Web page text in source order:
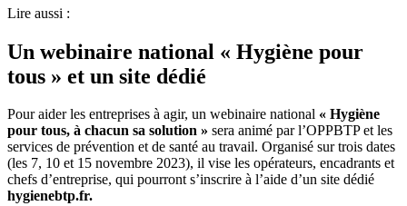
Lire aussi :
Un webinaire national « Hygiène pour
tous » et un site dédié
Pour aider les entreprises à agir, un webinaire national « Hygiène
pour tous, à chacun sa solution » sera animé par l’OPPBTP et les
services de prévention et de santé au travail. Organisé sur trois dates
(les 7, 10 et 15 novembre 2023), il vise les opérateurs, encadrants et
chefs d’entreprise, qui pourront s’inscrire à l’aide d’un site dédié
hygienebtp.fr.